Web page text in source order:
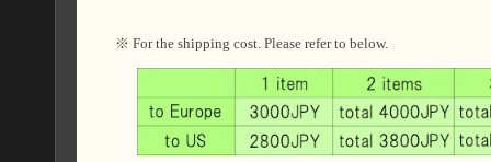
※ For the shipping cost. Please refer to below.